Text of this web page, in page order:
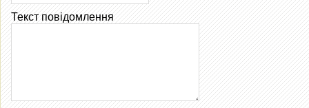
Текст повідомлення